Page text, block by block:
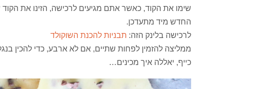
שימו את הקוד, כאשר אתם מגיעים לרכישה, הזינו את
החדש מיד מתעדכן.
לרכישה בלינק הזה: תבניות להכנת השוקולד
ממליצה להזמין לפחות שתיים, אם לא ארבע, כדי להכין
כייף, יאללה איך מכינים…